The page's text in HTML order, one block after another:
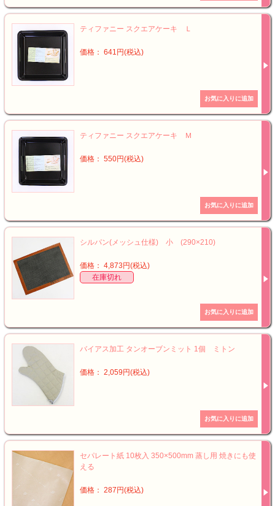
ティファニー スクエアケーキ Ｌ
価格： 641円(税込)
ティファニー スクエアケーキ Ｍ
価格： 550円(税込)
シルパン(メッシュ仕様) 小 (290×210)
価格： 4,873円(税込)
在庫切れ
バイアス加工 タンオーブンミット 1個 ミトン
価格： 2,059円(税込)
セパレート紙 10枚入 350×500mm 蒸し用 焼きにも使
える
価格： 287円(税込)